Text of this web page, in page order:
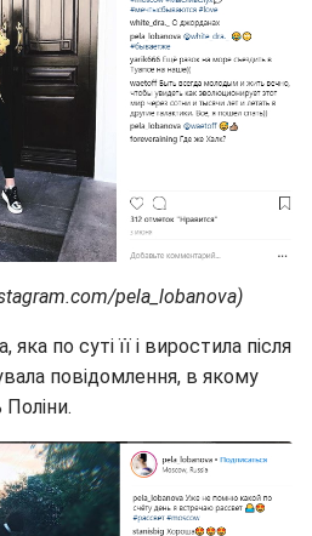
pela_lobanova)
по суті її і виростила після
повідомлення, в якому